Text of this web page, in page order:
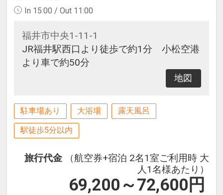
In 15:00 / Out 11:00
福井市中央1-11-1
JR福井駅西口より徒歩で約1分 小松空港
より車で約50分
地図
駐車場あり 大浴場 露天風呂
駅徒歩5分以内
旅行代金
（航空券+宿泊 2名1室ご利用時 大
人1名様あたり）
69,200～72,600 円